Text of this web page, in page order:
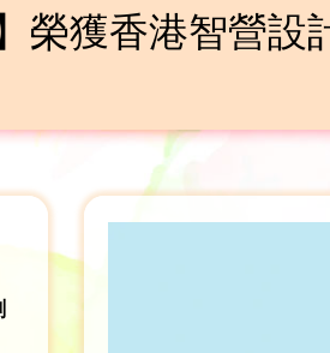
，介紹香港選擇